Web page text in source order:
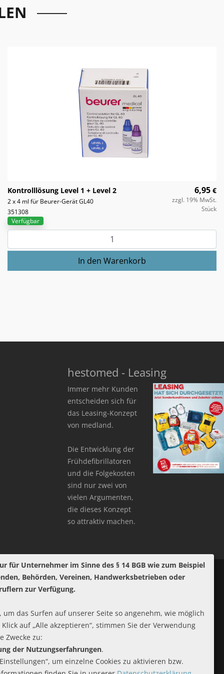
Kontrolllösung Level 1 + Level 2
2 x 4 ml für Beurer-Gerät GL40
351308
6,95 €
zzgl. 19% MwSt.
Stück
Verfügbar
hestomed - Leasing
Immer mehr Kunden
entscheiden sich für
das Leasing-Konzept
von medland.
Die Entwicklung der
Frühdefibrillatoren
und die Folgekosten
sind nur zwei von
vielen Argumenten,
die dieses Konzept
so attraktiv machen.
für Unternehmer im Sinne des § 14 BGB wie zum Beispiel
Behörden, Vereinen, Handwerksbetrieben oder
zur Verfügung.
um das Surfen auf unserer Seite so angenehm, wie möglich
auf „Alle akzeptieren“, stimmen Sie der Verwendung
Zwecke zu:
der Nutzungserfahrungen.
um einzelne Cookies zu aktivieren bzw.